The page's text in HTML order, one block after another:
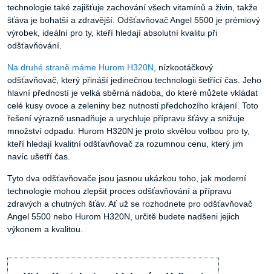
technologie také zajišťuje zachování všech vitamínů a živin, takže
šťáva je bohatší a zdravější. Odšťavňovač Angel 5500 je prémiový
výrobek, ideální pro ty, kteří hledají absolutní kvalitu při
odšťavňování.
Na druhé straně máme Hurom H320N , nízkootáčkový
odšťavňovač, který přináší jedinečnou technologii šetřící čas. Jeho
hlavní předností je velká sběrná nádoba, do které můžete vkládat
celé kusy ovoce a zeleniny bez nutnosti předchozího krájení. Toto
řešení výrazně usnadňuje a urychluje přípravu šťávy a snižuje
množství odpadu. Hurom H320N je proto skvělou volbou pro ty,
kteří hledají kvalitní odšťavňovač za rozumnou cenu, který jim
navíc ušetří čas.
Tyto dva odšťavňovače jsou jasnou ukázkou toho, jak moderní
technologie mohou zlepšit proces odšťavňování a přípravu
zdravých a chutných šťáv. Ať už se rozhodnete pro odšťavňovač
Angel 5500 nebo Hurom H320N, určitě budete nadšeni jejich
výkonem a kvalitou.